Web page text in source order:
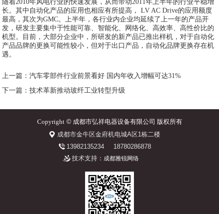
随着2010年风电行业的快速发展，从而带动2011年上半年的行业平稳增
长。其中自动化产品的应用也相应有所提高， LV AC Drive的应用额度
最高，其次为GMC。上半年，各行业内企业均延续了上一年的产品开
发，研发主要集中于性能可靠、智能化、网络化、高效率、高性价比的
机型。目前，大部分企业中，所研发的新产品已推出样机，对于自动化
产品品牌的更换可能性较小，但对于出口产品，自动化品牌更换存在机
遇。
上一篇：汽车零部件行业前景看好 国内年收入增幅可达31%
下一篇：技术革新推动玻纤工业转型升级
Copyright©成都市弘祥电器设备有限公司 版权所有
成都市金牛区金府机电城A区1栋二楼
13982135234
18780286878
技术支持： 成都雅锐网络